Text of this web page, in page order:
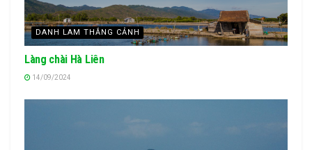
DANH LAM THẮNG CẢNH
Làng chài Hà Liên
14/09/2024